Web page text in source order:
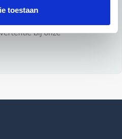
toestaan
bij onze